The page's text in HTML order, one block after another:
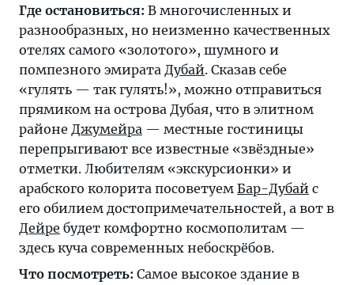
Где остановиться: В многочисленных и
разнообразных, но неизменно качественных
отелях самого «золотого», шумного и
помпезного эмирата Дубай. Сказав себе
«гулять — так гулять!», можно отправиться
прямиком на острова Дубая, что в элитном
районе Джумейра — местные гостиницы
перепрыгивают все известные «звёздные»
отметки. Любителям «экскурсионки» и
арабского колорита посоветуем Бар-Дубай с
его обилием достопримечательностей, а вот в
Дейре будет комфортно космополитам —
здесь куча современных небоскрёбов.
Что посмотреть: Самое высокое здание в